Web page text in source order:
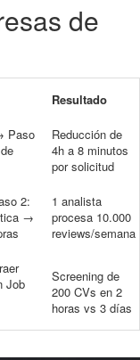
de
Resultado
Paso
Reducción de
4h a 8 minutos
por solicitud
2:
→
1 analista
procesa 10.000
reviews/semana
Job
Screening de
200 CVs en 2
horas vs 3 días